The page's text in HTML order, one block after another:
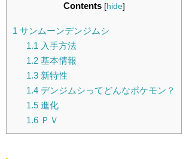
Contents [hide]
1 サンムーンデンジムシ
1.1 入手方法
1.2基本情報
1.3新特性
1.4デンジムシってどんなポケモン？
1.5進化
1.6ＰＶ